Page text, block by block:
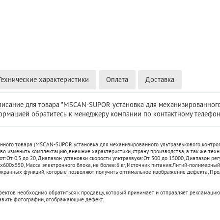
характеристики Оплата Доставка
для товара "MSCAN-SUPOR установка для
обратитесь к менеджеру компании по контактному
товара (MSCAN-SUPOR установка для механизированного ультразвукового
изменить комплектацию, внешние характеристики, страну производства, а так же
От 0,5 до 20,Диапазон установки скорости ультразвука:От 500 до 15000,Диапазон
, Масса электронного блока, не более:6 кг, Источник питания:Литий-полимерный
функций, которые позволяют получить оптимальное изображение дефекта,
необходимо обратиться к продавцу, который принимает и отправляет
фотографии, отображающие дефект.